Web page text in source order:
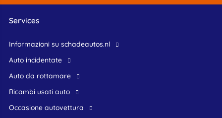
Services
Informazioni su schadeautos.nl
Auto incidentate
Auto da rottamare
Ricambi usati auto
occasione autovettura